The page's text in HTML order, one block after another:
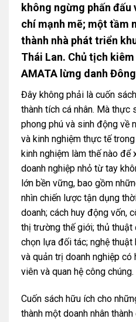
không ngừng phấn đấu
chí mạnh mẽ; một tầm
thành nhà phát triển
Thái Lan. Chủ tịch kiêm
AMATA lừng danh
Đây không phải là cuốn
thành tích cá nhân. Mà thực
phong phú và sinh động về
và kinh nghiệm thực tế
kinh nghiệm làm thế nào
doanh nghiệp nhỏ từ tay
lớn bền vững, bao gồm
nhìn chiến lược tận dụng
doanh; cách huy động vốn,
thị trường thế giới; thủ
chọn lựa đối tác; nghệ thuật
và quản trị doanh nghiệp có
viên và quan hệ công chúng.
Cuốn sách hữu ích cho
thành một doanh nhân